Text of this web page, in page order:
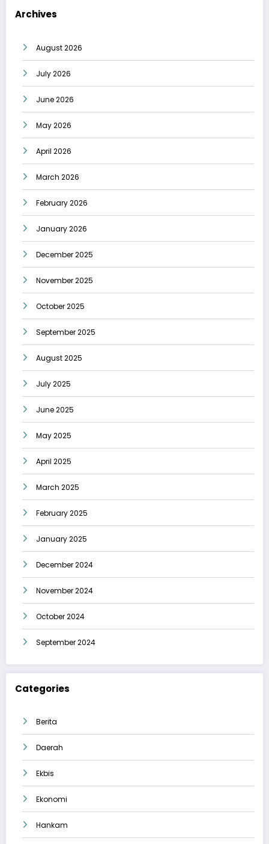
Archives
August 2026
July 2026
June 2026
May 2026
April 2026
March 2026
February 2026
January 2026
December 2025
November 2025
October 2025
September 2025
August 2025
July 2025
June 2025
May 2025
April 2025
March 2025
February 2025
January 2025
December 2024
November 2024
October 2024
September 2024
Categories
Berita
Daerah
Ekbis
Ekonomi
Hankam